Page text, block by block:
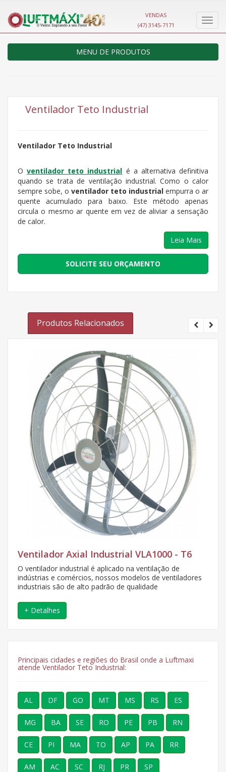
VENDAS
(47) 3145-7171
MENU DE PRODUTOS
Ventilador Teto Industrial
Ventilador Teto Industrial
Oventilador teto industrial é a alternativa definitiva
quando se trata de ventilação industrial. Como o calor
sempre sobe, o ventilador teto industrial empurra o ar
quente acumulado para baixo. Este método apenas
circula o mesmo ar quente em vez de aliviar a sensação
de calor.
Leia Mais
SOLICITE SEU ORÇAMENTO
Produtos Relacionados
Ventilador Axial Industrial VLA1000 - T6
O ventilador industrial é aplicado na ventilação de
indústrias e comércios, nossos modelos de ventiladores
industriais são de alto padrão de qualidade
+ Detalhes
Principais cidades e regiões do Brasil onde a Luftmaxi
atende Ventilador Teto Industrial:
AL DF GO MT MS RS ES
MG BA SE RO PE PB RN
CE PI MA TO AP PA RR
AM AC SC RJ PR SP